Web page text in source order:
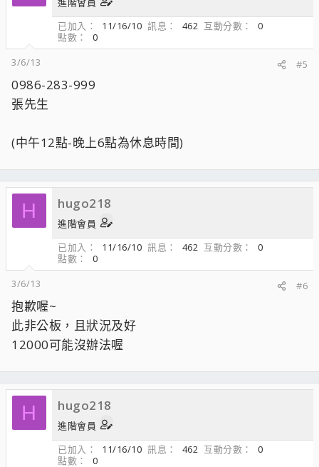
已加入
11/16/10 訊息 462 互動分數
0
點數
0
3/6/13
#5
0986-283-999
張先生
(中午12點-晚上6點為休息時間)
H hugo218
進階會員
已加入
11/16/10 訊息 462 互動分數
0
點數
0
3/6/13
#6
抱歉喔~
此非公板，且狀況及好
12000可能沒辦法喔
H hugo218
進階會員
已加入
11/16/10 訊息 462 互動分數
0
點數
0